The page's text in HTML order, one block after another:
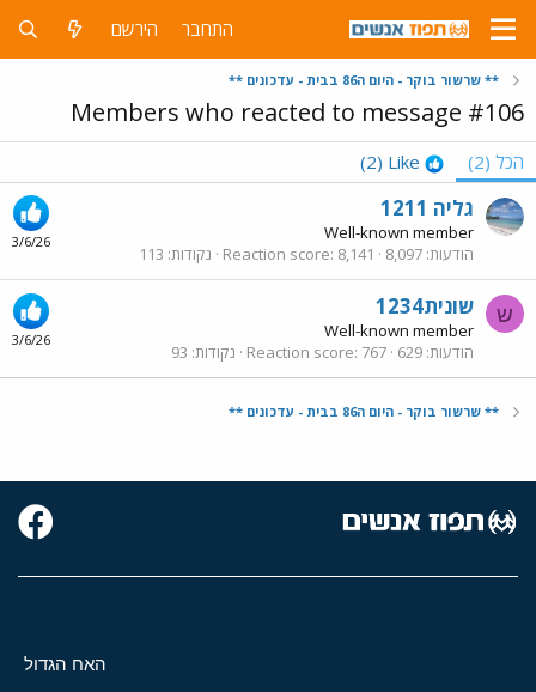
התחבר הירשם
** שרשור בוקר - היום ה86 בבית - עדכונים **
Members who reacted to message #106
הכל (2)
Like
(2)
3/6/26
גליה 1211
Well-known member
הודעות 8,097
Reaction score 8,141 נקודות 113
ש
3/6/26
שונית1234
Well-known member
הודעות 629
Reaction score 767 נקודות 93
** שרשור בוקר - היום ה86 בבית - עדכונים **
האח הגדול